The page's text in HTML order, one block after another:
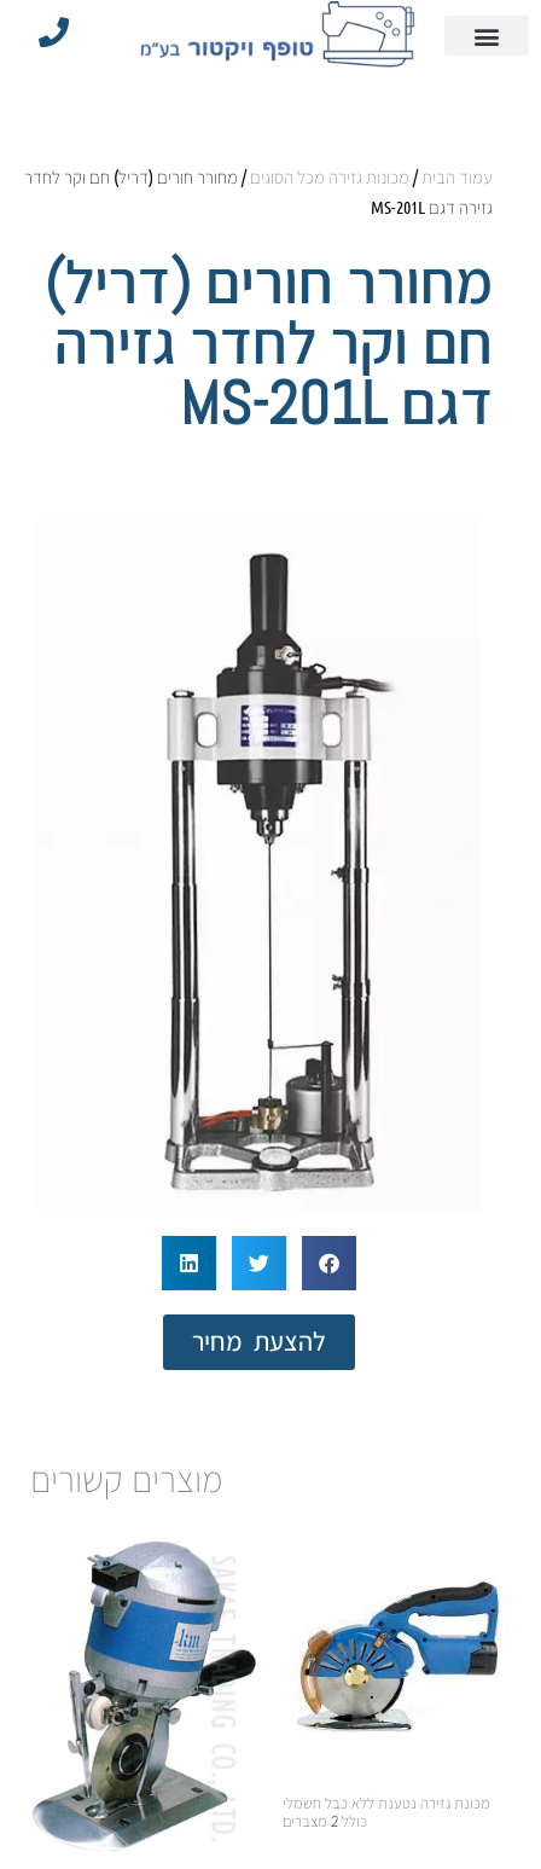
עמוד הבית/ מכונות גזירה מכל הסוגים/ מחורר חורים (דריל) חם וקר לחדר
גזירה דגם MS-201L
מחורר חורים (דריל)
חם וקר לחדר גזירה
דגם MS-201L
להצעת מחיר
מוצרים קשורים
מכונת גזירה נטענת ללא כבל חשמלי
כולל 2 מצברים